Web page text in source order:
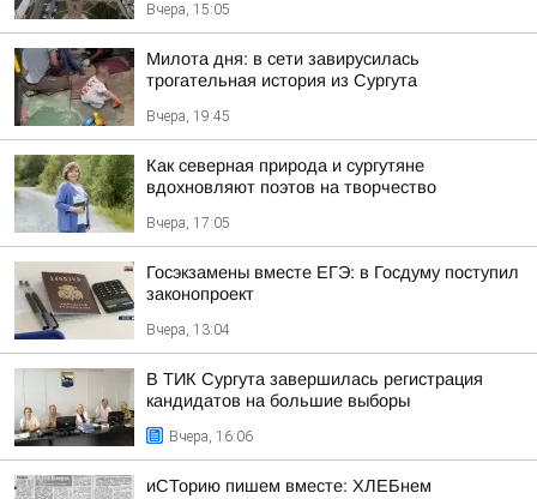
Вчера, 15:05
Милота дня: в сети завирусилась
трогательная история из Сургута
Вчера, 19:45
Как северная природа и сургутяне
вдохновляют поэтов на творчество
Вчера, 17:05
Госэкзамены вместе ЕГЭ: в Госдуму поступил
законопроект
Вчера, 13:04
В ТИК Сургута завершилась регистрация
кандидатов на большие выборы
Вчера, 16:06
иСТорию пишем вместе: ХЛЕБнем